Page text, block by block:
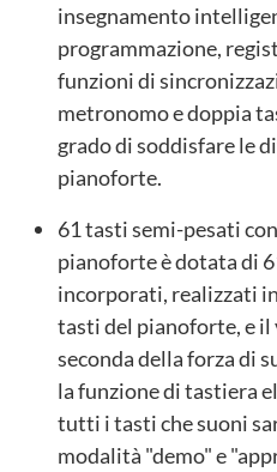
insegnamento
programmazione,
funzioni di
metronomo e doppia
grado di soddisfare le
pianoforte.
61 tasti semi-pesati
pianoforte è dotata di
incorporati, realizzati
tasti del pianoforte, e il
seconda della forza di
la funzione di tastiera
tutti i tasti che suoni
modalità "demo" e